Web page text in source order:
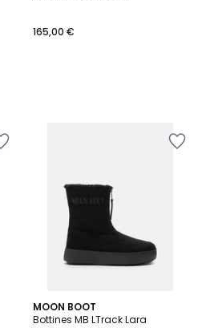
165,00 €
MOON BOOT
Bottines MB LTrack Lara
2
Couleurs